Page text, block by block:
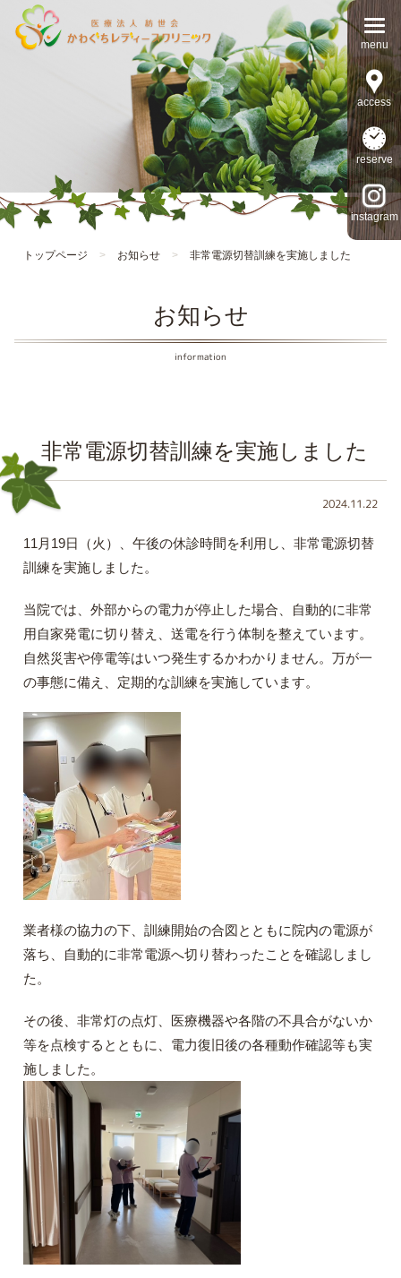
access
reserve
instagram
トップページ > お知らせ > 非常電源切替訓練を実施しました
お知らせ
information
非常電源切替訓練を実施しました
2024.11.22
11月19日（火）、午後の休診時間を利用し、非常電源切替
訓練を実施しました。
当院では、外部からの電力が停止した場合、自動的に非常
用自家発電に切り替え、送電を行う体制を整えています。
自然災害や停電等はいつ発生するかわかりません。万が一
の事態に備え、定期的な訓練を実施しています。
業者様の協力の下、訓練開始の合図とともに院内の電源が
落ち、自動的に非常電源へ切り替わったことを確認しまし
た。
その後、非常灯の点灯、医療機器や各階の不具合がないか
等を点検するとともに、電力復旧後の各種動作確認等も実
施しました。